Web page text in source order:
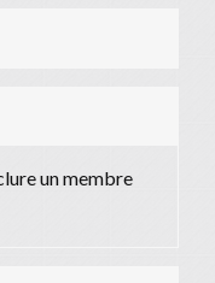
un membre